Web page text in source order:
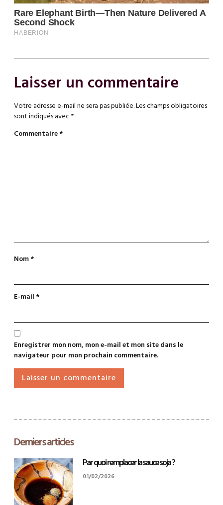
Laisser un commentaire
Votre adresse e-mail ne sera pas publiée.Les champs obligatoires
sont indiqués avec*
Commentaire*
Nom*
E-mail *
Enregistrer mon nom, mon e-mail et mon site dans le
navigateur pour mon prochain commentaire.
Derniers articles
Par quoi remplacer la sauce soja ?
01/02/2026